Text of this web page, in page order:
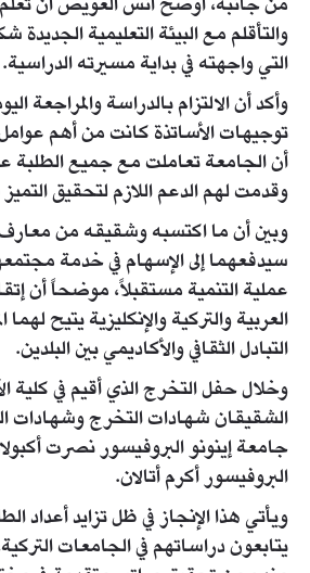
والتأقلم مع البيئة التعليمية الجديدة
التي واجهته في بداية مسيرته الدراسية.
وأكد أن الالتزام بالدراسة والمراجعة
توجيهات الأساتذة كانت من أهم
أن الجامعة تعاملت مع جميع الطلبة
وقدمت لهم الدعم اللازم لتحقيق
وبين أن ما اكتسبه وشقيقه من
سيدفعهما إلى الإسهام في خدمة
عملية التنمية مستقبلاً، موضحاً أن
العربية والتركية والإنكليزية يتيح
التبادل الثقافي والأكاديمي بين البلدين.
وخلال حفل التخرج الذي أقيم في كلية
الشقيقان شهادات التخرج وشهادات
جامعة إينونو البروفيسور نصرت
البروفيسور أكرم أتالان.
ويأتي هذا الإنجاز في ظل تزايد أعداد
يتابعون دراساتهم في الجامعات